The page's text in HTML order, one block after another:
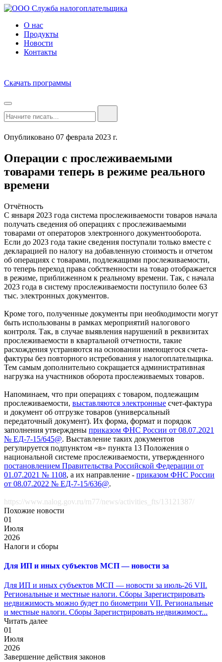
О нас
Продукты
Новости
Контакты
Скачать программы
Опубликовано 07 феврала 2023 г.
Операции с прослеживаемыми
товарами теперь в режиме реального
времени
Отчётность
С января 2023 года система прослеживаемости товаров начала
получать сведения об операциях с прослеживаемыми
товарами от операторов электронного документооборота.
Если до 2023 года такие сведения поступали только вместе с
декларацией по налогу на добавленную стоимость и отчетом
об операциях с товарами, подлежащими прослеживаемости,
то теперь переход права собственности на товар отображается
в режиме, приближенном к реальному времени. Так, с начала
2023 года в систему прослеживаемости поступило более 63
тыс. электронных документов.
Кроме того, полученные документы при необходимости могут
быть использованы в рамках мероприятий налогового
контроля. Так, в случае выявления нарушений в реквизитах
прослеживаемости в квартальной отчетности, такие
расхождения устраняются на основании имеющегося счета-
фактуры без повторного истребования у налогоплательщика.
Тем самым дополнительно сокращается административная
нагрузка на участников оборота прослеживаемых товаров.
Напоминаем, что при операциях с товаром, подлежащим
прослеживаемости, выставляются электронные счет-фактура
и документ об отгрузке товаров (универсальный
передаточный документ). Их форма, формат и порядок
заполнения утверждены приказом ФНС России от 08.07.2021
№ ЕД-7-15/645@. Выставление таких документов
регулируется подпунктом «в» пункта 13 Положения о
национальной системе прослеживаемости, утвержденного
постановлением Правительства Российской Федерации от
01.07.2021 № 1108, а их направление - приказом ФНС России
от 08.07.2022 № ЕД-7-15/636@.
https://www.nalog.gov.ru/rn77/news/activities_fts/13121387/
Похожие новости
01
Июля
2026
Налоги и сборы
Для ИП и иных субъектов МСП — новости за
Для ИП и иных субъектов МСП — новости за июль-26 VII.
Региональные и местные налоги. Сборы Зарегистрировать
недвижимость можно будет по биометрии VII. Региональные
и местные налоги. Сборы Зарегистрировать недвижимост...
Читать далее
01
Июля
2026
Завершение действия законов